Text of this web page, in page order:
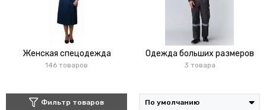
Женская спецодежда
146 товаров
Одежда больших размеров
3 товара
Фильтр товаров